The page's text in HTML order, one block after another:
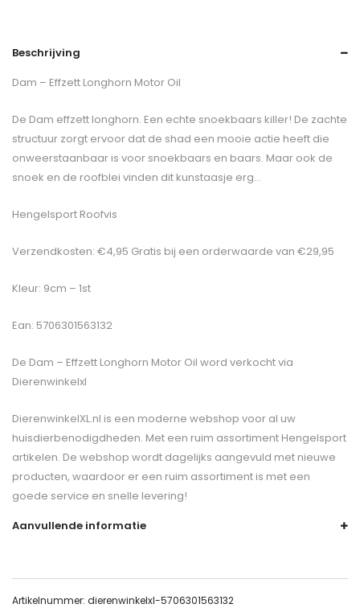
Beschrijving
Dam – Effzett Longhorn Motor Oil
De Dam effzett longhorn. Een echte snoekbaars killer! De zachte
structuur zorgt ervoor dat de shad een mooie actie heeft die
onweerstaanbaar is voor snoekbaars en baars. Maar ook de
snoek en de roofblei vinden dit kunstaasje erg…
Hengelsport Roofvis
Verzendkosten: €4,95 Gratis bij een orderwaarde van €29,95
Kleur: 9cm – 1st
Ean: 5706301563132
De Dam – Effzett Longhorn Motor Oil word verkocht via
Dierenwinkelxl
DierenwinkelXL.nl is een moderne webshop voor al uw
huisdierbenodigdheden. Met een ruim assortiment Hengelsport
artikelen. De webshop wordt dagelijks aangevuld met nieuwe
producten, waardoor er een ruim assortiment is met een
goede service en snelle levering!
Aanvullende informatie
Artikelnummer: dierenwinkelxl-5706301563132